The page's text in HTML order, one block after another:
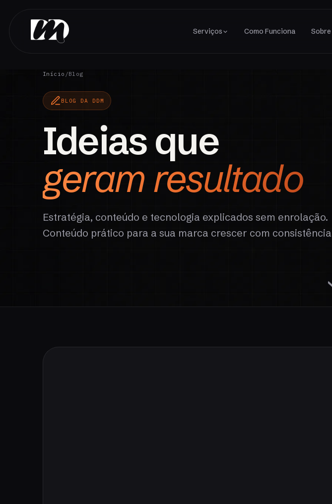
Serviços Como Funciona Sobre
Início /Blog
BLOG DA DDM
Ideias que
geram resultado
Estratégia, conteúdo e tecnologia explicados sem enrolação.
Conteúdo prático para a sua marca crescer com